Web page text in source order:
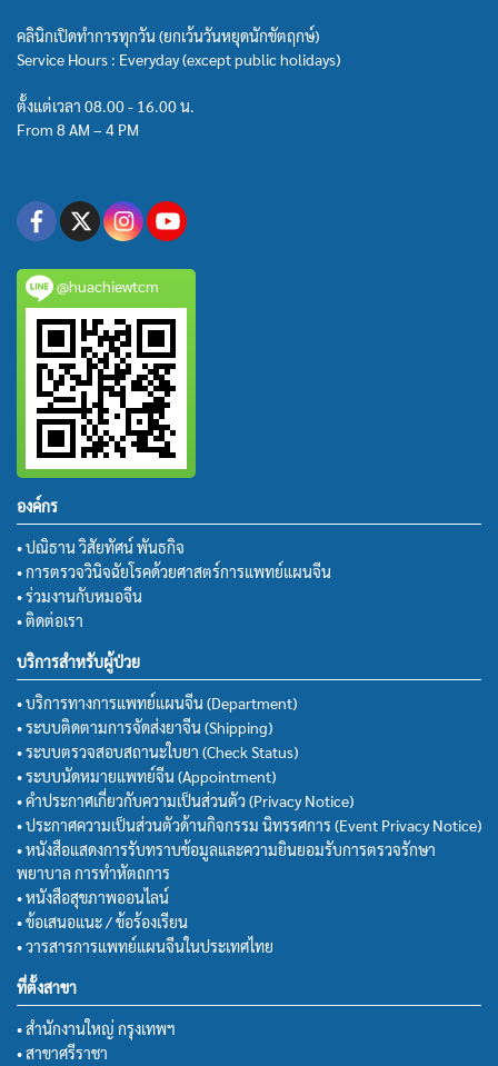
คลินิกเปิดทำการทุกวัน (ยกเว้นวันหยุดนักขัตฤกษ์)
Service Hours : Everyday (except public holidays)
ตั้งแต่เวลา 08.00 - 16.00 น.
From 8 AM – 4 PM
@huachiewtcm
องค์กร
• ปณิธาน วิสัยทัศน์ พันธกิจ
• การตรวจวินิจฉัยโรคด้วยศาสตร์การแพทย์แผนจีน
• ร่วมงานกับหมอจีน
• ติดต่อเรา
บริการสำหรับผู้ป่วย
• บริการทางการแพทย์แผนจีน (Department)
• ระบบติดตามการจัดส่งยาจีน (Shipping)
• ระบบตรวจสอบสถานะใบยา (Check Status)
• ระบบนัดหมายแพทย์จีน (Appointment)
• คำประกาศเกี่ยวกับความเป็นส่วนตัว (Privacy Notice)
• ประกาศความเป็นส่วนตัวด้านกิจกรรม นิทรรศการ (Event Privacy Notice)
• หนังสือแสดงการรับทราบข้อมูลและความยินยอมรับการตรวจรักษา
พยาบาล การทำหัตถการ
• หนังสือสุขภาพออนไลน์
• ข้อเสนอแนะ / ข้อร้องเรียน
• วารสารการแพทย์แผนจีนในประเทศไทย
ที่ตั้งสาขา
• สำนักงานใหญ่ กรุงเทพฯ
• สาขาศรีราชา